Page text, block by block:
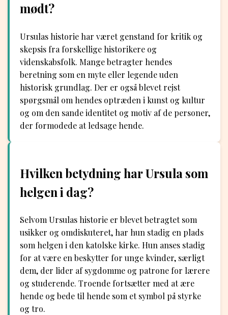
mødt?
Ursulas historie har været genstand for kritik og
skepsis fra forskellige historikere og
videnskabsfolk. Mange betragter hendes
beretning som en myte eller legende uden
historisk grundlag. Der er også blevet rejst
spørgsmål om hendes optræden i kunst og kultur
og om den sande identitet og motiv af de personer,
der formodede at ledsage hende.
Hvilken betydning har Ursula som
helgen i dag?
Selvom Ursulas historie er blevet betragtet som
usikker og omdiskuteret, har hun stadig en plads
som helgen i den katolske kirke. Hun anses stadig
for at være en beskytter for unge kvinder, særligt
dem, der lider af sygdomme og patrone for lærere
og studerende. Troende fortsætter med at ære
hende og bede til hende som et symbol på styrke
og tro.